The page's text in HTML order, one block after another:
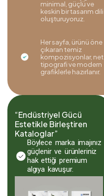
minimal, güçlü ve
keskin bir tasarım dili
oluşturuyoruz.
Her sayfa, ürünü öne
çıkaran temiz
kompozisyonlar, net
tipografi ve modern
grafiklerle hazırlanır.
Böylece marka imajınız
güçlenir ve ürünleriniz
hak ettiği premium
algıya kavuşur.
“Endüstriyel Gücü
Estetikle Birleştiren
Kataloglar”